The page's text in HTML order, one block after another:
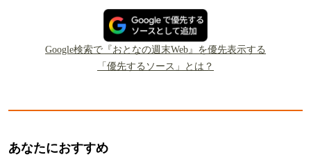
Google検索で『おとなの週末Web』を優先表示する
「優先するソース」とは？
あなたにおすすめ